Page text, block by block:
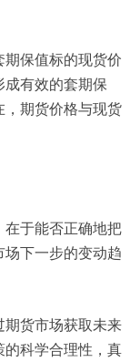
保值标的现货价
有效的套期保
期货价格与现货
于能否正确地把
下一步的变动趋
货市场获取未来
科学合理性，真